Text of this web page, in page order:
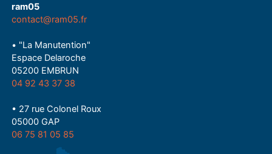
ram05
contact@ram05.fr
• "La Manutention"
Espace Delaroche
05200 EMBRUN
04 92 43 37 38
• 27 rue Colonel Roux
05000 GAP
06 75 81 05 85